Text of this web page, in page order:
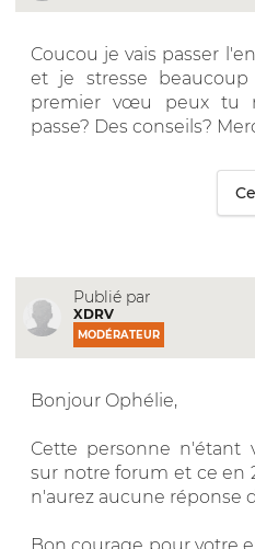
Coucou je vais passer
et je stresse
premier vœu peux tu
passe? Des conseils?
Publié par
XDRV
MODÉRATEUR
Bonjour Ophélie,
Cette personne n'étant
sur notre forum et ce en
n'aurez aucune réponse
Bon courage pour votre